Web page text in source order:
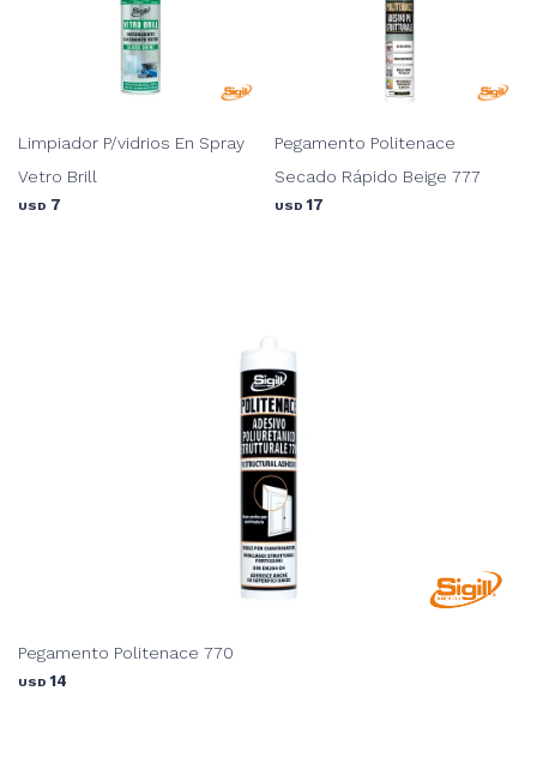
Limpiador P/vidrios En Spray
Vetro Brill
USD 7
Pegamento Politenace
Secado Rápido Beige 777
USD 17
Pegamento Politenace 770
USD 14